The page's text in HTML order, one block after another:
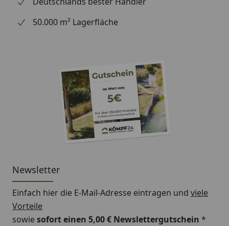
Befestigungszubehör
Elementhalter
Pfostenkappen
Aufsatzleisten
Kyrill Sturmanker
Holzlasur zur Nachbehandlung
Passendes Tor
50.000 m² Lagerfläche
Newsletter
Einfach hier die E-Mail-Adresse eintragen und viele
Vorteile
sowiesofort einen 5,00 € Newslettergutschein *